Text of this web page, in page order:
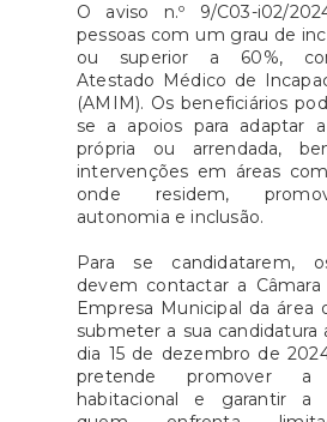
O aviso n.º 9/C03-i02/
pessoas com um grau de
ou superior a 60%,
Atestado Médico de
(AMIM). Os beneficiários
se a apoios para adaptar
própria ou arrendada,
intervenções em áreas
onde residem,
autonomia e inclusão.
Para se candidatarem,
devem contactar a
Empresa Municipal da área
submeter a sua candidatura
dia 15 de dezembro de
pretende promover a
habitacional e garantir a